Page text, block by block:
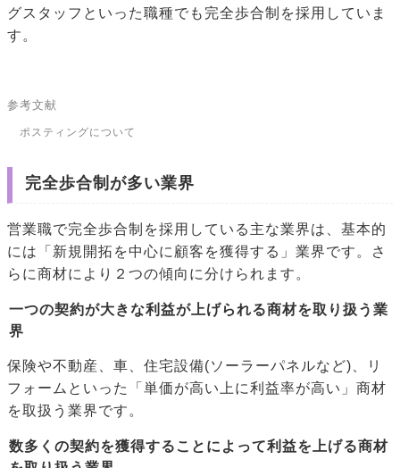
グスタッフといった職種でも完全歩合制を採用していま
す。
参考文献
ポスティングについて
完全歩合制が多い業界
営業職で完全歩合制を採用している主な業界は、基本的
には「新規開拓を中心に顧客を獲得する」業界です。さ
らに商材により２つの傾向に分けられます。
一つの契約が大きな利益が上げられる商材を取り扱う業
界
保険や不動産、車、住宅設備(ソーラーパネルなど)、リ
フォームといった「単価が高い上に利益率が高い」商材
を取扱う業界です。
数多くの契約を獲得することによって利益を上げる商材